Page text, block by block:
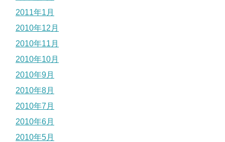
2011年1月
2010年12月
2010年11月
2010年10月
2010年9月
2010年8月
2010年7月
2010年6月
2010年5月